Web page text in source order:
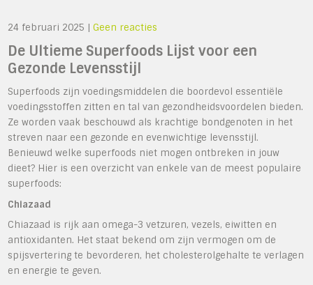
24 februari 2025 |Geen reacties
De Ultieme Superfoods Lijst voor een
Gezonde Levensstijl
Superfoods zijn voedingsmiddelen die boordevol essentiële
voedingsstoffen zitten en tal van gezondheidsvoordelen bieden.
Ze worden vaak beschouwd als krachtige bondgenoten in het
streven naar een gezonde en evenwichtige levensstijl.
Benieuwd welke superfoods niet mogen ontbreken in jouw
dieet? Hier is een overzicht van enkele van de meest populaire
superfoods:
Chiazaad
Chiazaad is rijk aan omega-3 vetzuren, vezels, eiwitten en
antioxidanten. Het staat bekend om zijn vermogen om de
spijsvertering te bevorderen, het cholesterolgehalte te verlagen
en energie te geven.